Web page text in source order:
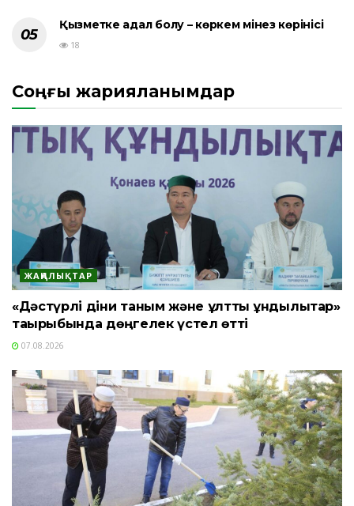
Қызметке адал болу – көркем мінез көрінісі
18
Соңғы жарияланымдар
ЖАҢАЛЫҚТАР
«Дәстүрлі діни таным және ұлттық құндылықтар»
тақырыбында дөңгелек үстел өтті
07.08.2026